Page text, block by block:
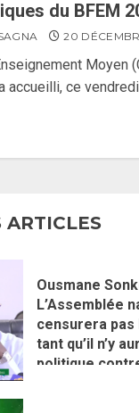
du BFEM
20
Moyen
accueilli, ce
ARTICLES
Gouvernement
Ahmadou Al
une équipe de
membres
2 JUIN 2026
politique
Formation du
gouvernement
ses lignes
garde ses
26 MAI 2026